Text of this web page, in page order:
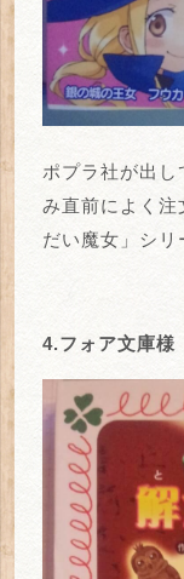
ポプラ社が出し
み直前によく注
だい魔女」シリ
4.フォア文庫様